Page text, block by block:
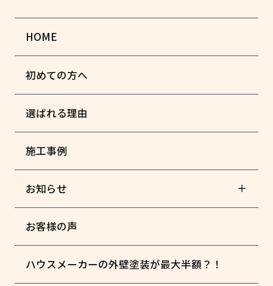
HOME
初めての方へ
選ばれる理由
施工事例
お知らせ
お客様の声
ハウスメーカーの外壁塗装が最大半額？！